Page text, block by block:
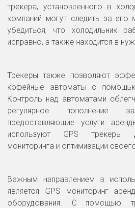
трекера, установленного в
компаний могут следить за его
убедиться, что холодильник
исправно, а также находится в
Трекеры также позволяют
кофейные автоматы с
Контроль над автоматами
регулярное пополнение
предоставляющие услуги
используют GPS трекеры
мониторинга и оптимизации
Важным направлением в
является GPS мониторинг
оборудования. С помощью